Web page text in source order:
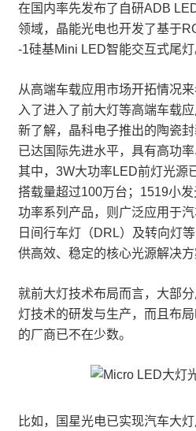
在国内率先发布了自研ADB
领域，晶能光电也开发了基于
-1硅基Mini LED智能交互式尾灯
从高端车载应用市场开拓情况
入了进入了前大灯等高端车载
新了解，晶科电子推出的陶瓷
已达国际先进水平，具有高功
其中，3W大功率LED前灯光源
搭载量超过100万台；1519小
功率系列产品，则广泛应用于
日间行车灯（DRL）及转向灯
供高效、稳定的核心光源解决方
就前大灯技术布局而言，大部
灯技术的研发与生产，而且布
的厂商已不在少数。
比如，国星光电已实现汽车大